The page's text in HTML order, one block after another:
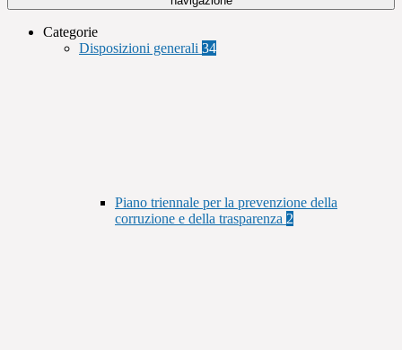
Categorie
Disposizioni generali 34
Piano triennale per la prevenzione della
corruzione e della trasparenza 2